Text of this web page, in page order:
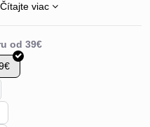
Čítajte viac